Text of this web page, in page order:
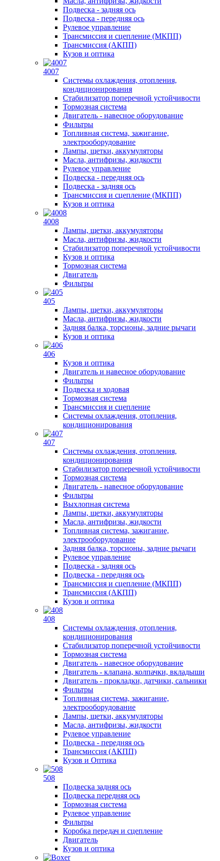
Подвеска - задняя ось
Подвеска - передняя ось
Рулевое управление
Трансмиссия и сцепление (МКПП)
Трансмиссия (АКПП)
Кузов и оптика
4007
Системы охлаждения, отопления,
кондиционирования
Стабилизатор поперечной устойчивости
Тормозная система
Двигатель - навесное оборудование
Фильтры
Топливная система, зажигание,
электрооборудование
Лампы, щетки, аккумуляторы
Масла, антифризы, жидкости
Рулевое управление
Подвеска - передняя ось
Подвеска - задняя ось
Трансмиссия и сцепление (МКПП)
Кузов и оптика
4008
Лампы, щетки, аккумуляторы
Масла, антифризы, жидкости
Стабилизатор поперечной устойчивости
Кузов и оптика
Тормозная система
Двигатель
Фильтры
405
Лампы, щетки, аккумуляторы
Масла, антифризы, жидкости
Задняя балка, торсионы, задние рычаги
Кузов и оптика
406
Кузов и оптика
Двигатель и навесное оборудование
Фильтры
Подвеска и ходовая
Тормозная система
Трансмиссия и сцепление
Системы охлаждения, отопления,
кондиционирования
407
Системы охлаждения, отопления,
кондиционирования
Стабилизатор поперечной устойчивости
Тормозная система
Двигатель - навесное оборудование
Фильтры
Выхлопная система
Лампы, щетки, аккумуляторы
Масла, антифризы, жидкости
Топливная система, зажигание,
электрооборудование
Задняя балка, торсионы, задние рычаги
Рулевое управление
Подвеска - задняя ось
Подвеска - передняя ось
Трансмиссия и сцепление (МКПП)
Трансмиссия (АКПП)
Кузов и оптика
408
Системы охлаждения, отопления,
кондиционирования
Стабилизатор поперечной устойчивости
Тормозная система
Двигатель - навесное оборудование
Двигатель - клапана, колпачки, вкладыши
Двигатель - прокладки, датчики, сальники
Фильтры
Топливная система, зажигание,
электрооборудование
Лампы, щетки, аккумуляторы
Масла, антифризы, жидкости
Рулевое управление
Подвеска - передняя ось
Трансмиссия (АКПП)
Кузов и Оптика
508
Подвеска задняя ось
Подвеска передняя ось
Тормозная система
Рулевое управление
Фильтры
Коробка передач и сцепление
Двигатель
Кузов и оптика